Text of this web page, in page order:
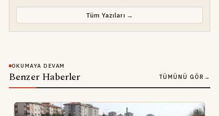
Tüm Yazıları →
OKUMAYA DEVAM
Benzer Haberler TÜMÜNÜ GÖR →